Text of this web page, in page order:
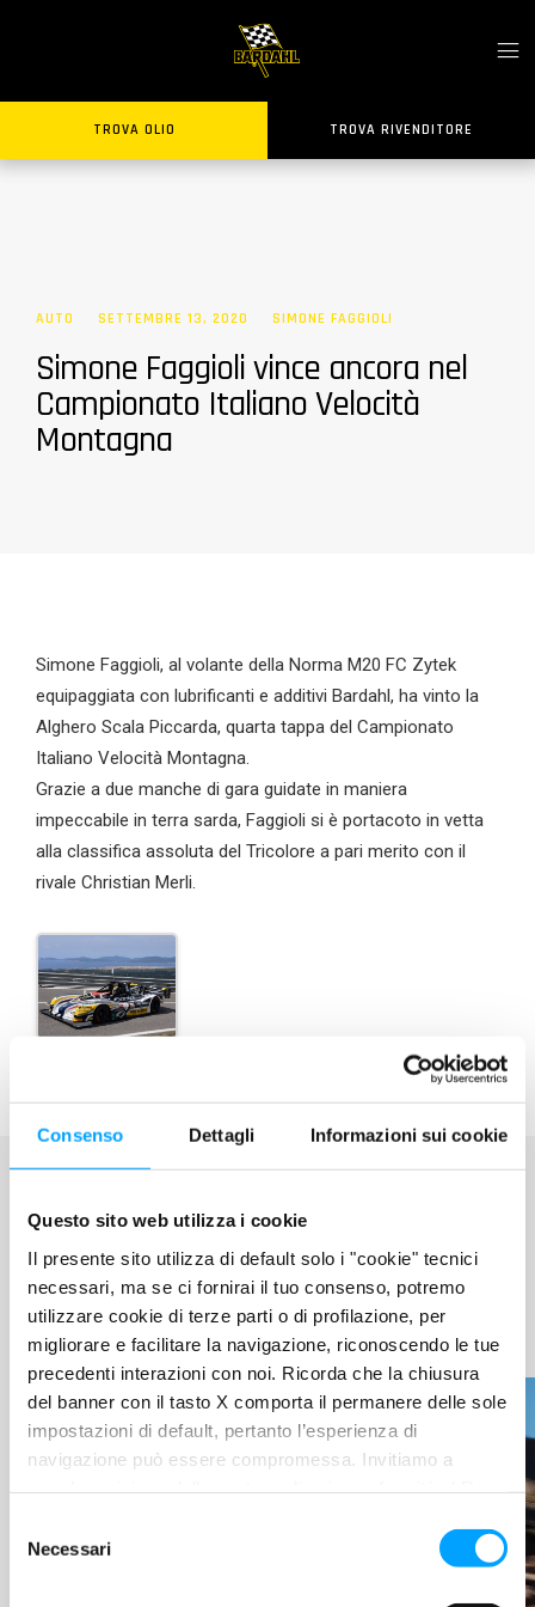
Consenso Dettagli Informazioni sui cookie
Questo sito web utilizza i cookie
Il presente sito utilizza di default solo i "cookie" tecnici
necessari, ma se ci fornirai il tuo consenso, potremo
utilizzare cookie di terze parti o di profilazione, per
migliorare e facilitare la navigazione, riconoscendo le tue
precedenti interazioni con noi. Ricorda che la chiusura
del banner con il tasto X comporta il permanere delle sole
impostazioni di default, pertanto l’esperienza di
navigazione può essere compromessa. Invitiamo a
Privacy Policy.
Necessari
TROVA OLIO TROVA RIVENDITORE
AUTO SETTEMBRE 13, 2020 SIMONE FAGGIOLI
Simone Faggioli vince ancora nel
Campionato Italiano Velocità
Montagna
Simone Faggioli, al volante della Norma M20 FC Zytek
equipaggiata con lubrificanti e additivi Bardahl, ha vinto la
Alghero Scala Piccarda, quarta tappa del Campionato
Italiano Velocità Montagna.
Grazie a due manche di gara guidate in maniera
impeccabile in terra sarda, Faggioli si è portacoto in vetta
alla classifica assoluta del Tricolore a pari merito con il
rivale Christian Merli.
BARDAHL WORLD
LEGGI LE ULTIME
NOVITÀ